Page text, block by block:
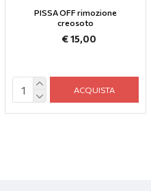
PISSA OFF rimozione
creosoto
€ 15,00
ACQUISTA